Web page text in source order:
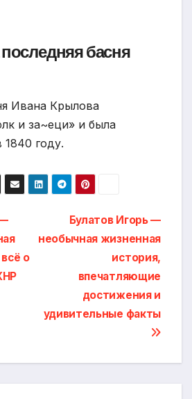
басня
Ивана Крылова
и за~еци» и была
1840 году.
Булатов Игорь —
необычная жизненная
история,
впечатляющие
достижения и
удивительные факты
о